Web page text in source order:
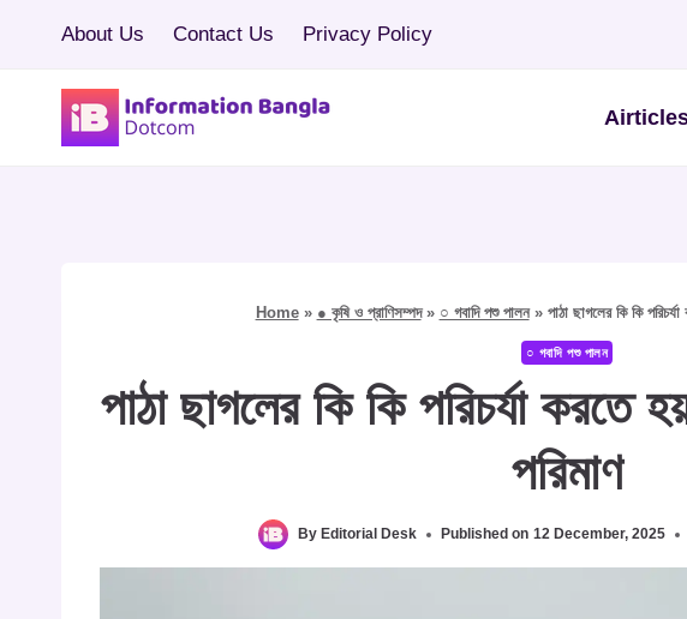
content
About Us Contact Us Privacy Policy
Home» ● কৃষি ও প্রাণিসম্পদ» ○ গবাদি পশু পালন» পাঠা ছাগলের কি কি
○ গবাদি পশু পালন
পাঠা ছাগলের কি কি পরিচর্যা করতে
পরিমাণ
By Editorial Desk Published on 12 December, 2025